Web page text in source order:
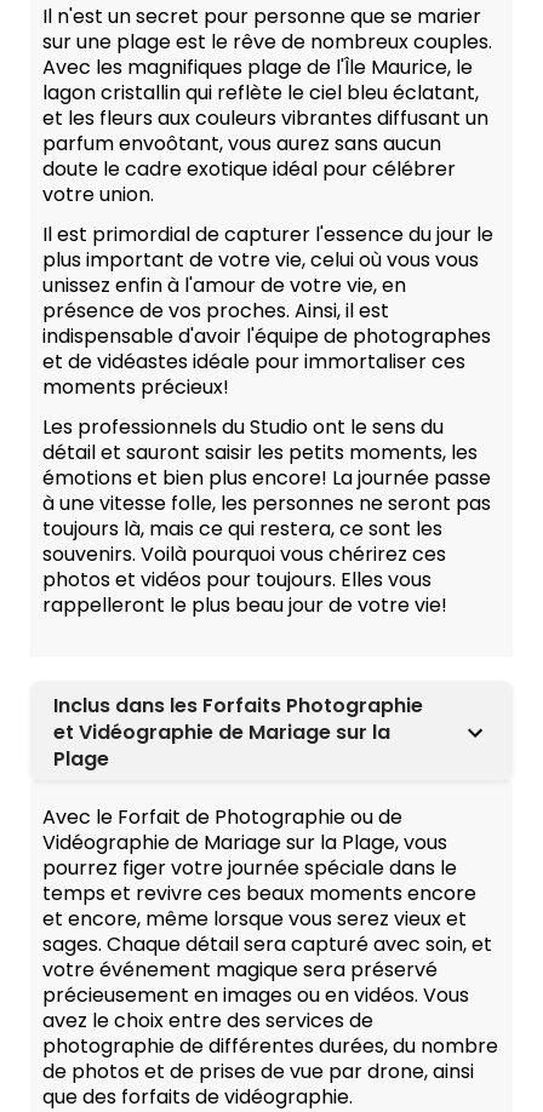
Il n'est un secret pour personne que se marier
sur une plage est le rêve de nombreux couples.
Avec les magnifiques plage de l'Île Maurice, le
lagon cristallin qui reflète le ciel bleu éclatant,
et les fleurs aux couleurs vibrantes diffusant un
parfum envoôtant, vous aurez sans aucun
doute le cadre exotique idéal pour célébrer
votre union.
Il est primordial de capturer l'essence du jour le
plus important de votre vie, celui où vous vous
unissez enfin à l'amour de votre vie, en
présence de vos proches. Ainsi, il est
indispensable d'avoir l'équipe de photographes
et de vidéastes idéale pour immortaliser ces
moments précieux!
Les professionnels du Studio ont le sens du
détail et sauront saisir les petits moments, les
émotions et bien plus encore! La journée passe
à une vitesse folle, les personnes ne seront pas
toujours là, mais ce qui restera, ce sont les
souvenirs. Voilà pourquoi vous chérirez ces
photos et vidéos pour toujours. Elles vous
rappelleront le plus beau jour de votre vie!
Inclus dans les Forfaits Photographie
et Vidéographie de Mariage sur la
Plage
Avec le Forfait de Photographie ou de
Vidéographie de Mariage sur la Plage, vous
pourrez figer votre journée spéciale dans le
temps et revivre ces beaux moments encore
et encore, même lorsque vous serez vieux et
sages. Chaque détail sera capturé avec soin, et
votre événement magique sera préservé
précieusement en images ou en vidéos. Vous
avez le choix entre des services de
photographie de différentes durées, du nombre
de photos et de prises de vue par drone, ainsi
que des forfaits de vidéographie.